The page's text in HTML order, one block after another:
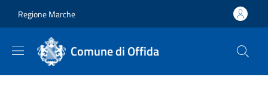
Regione Marche
Comune di Offida